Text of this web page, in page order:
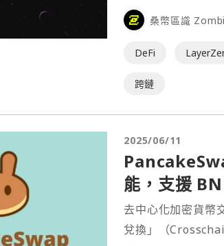
LayerZero⋯
桑幣區識
DeFi
跨鏈
2025/06/11
能，支援
Base
去中心化加密貨幣
兌換」（